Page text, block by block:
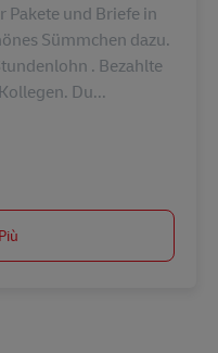
Pakete und Briefe in
Sümmchen dazu.
. Bezahlte
Du...